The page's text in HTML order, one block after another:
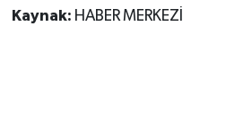
Kaynak: HABER MERKEZİ